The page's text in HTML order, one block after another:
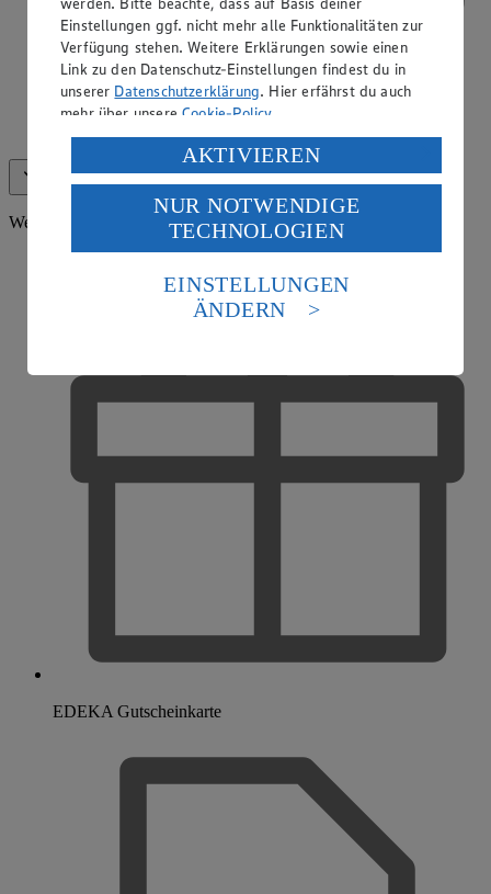
Alle anzeigen (16)Weniger anzeigen
Weitere Services
EDEKA Gutscheinkarte
Einstellungen ggf. nicht mehr alle Funktionalitäten zur
Verfügung stehen. Weitere Erklärungen sowie einen
Link zu den Datenschutz-Einstellungen findest du in
unserer Datenschutzerklärung. Hier erfährst du auch
mehr über unsereCookie-Policy.
Verarbeitung deiner personenbezogenen Daten in den
USA durch Facebook und YouTube:
Wenn du auf „Aktivieren“ klickst, willigst du im Sinne
des Art. 49 Abs. 1 Satz 1 lit. a) DSGVO ein, dass deine
Daten in den USA verarbeitet werden. Der EuGH sieht
die USA als Land mit einem nach europäischen
Standards nicht angemessenen Datenschutzniveau an.
Es besteht das Risiko eines Zugriffs durch US-
Informationen zum Herausgeber der Seite findest du
Impressum
AKTIVIEREN
NUR NOTWENDIGE
TECHNOLOGIEN
EINSTELLUNGEN
ÄNDERN